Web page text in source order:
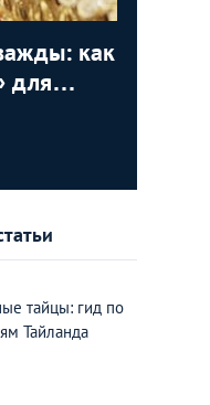
как
для
тайцы: гид по
Тайланда